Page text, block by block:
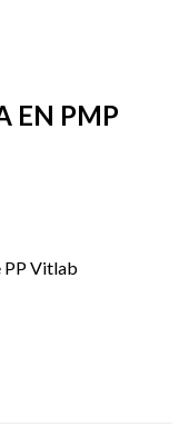
EN PMP
PP Vitlab